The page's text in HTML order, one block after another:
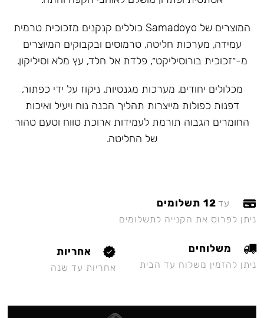
המוצרים של Samadoyo כוללים קנקנים מזכוכית טרמית
עמידה, מערכות חליטה, טרמוסים ובקבוקים המיוצרים
מ-״זכוכית בורוסיליקט״, פלדת אל חלד, עץ מלא וסיליקון.
מכלולים יחודים, מערכות מגנטיות, ניקוז על ידי כפתור,
דפנות כפולות מייצרות תהליך הכנה נוח ויעיל ואיכות
החומרים הגבוה תורמת לעמידות ארוכת טווח וטעם טהור
של החליטה.
עד 12 תשלומים
ניתן לפרוס את הקנייה לתשלומים
משלוחים
ניתן להזמין משלוח עד הבית
אחריות
אחריות עד שנה